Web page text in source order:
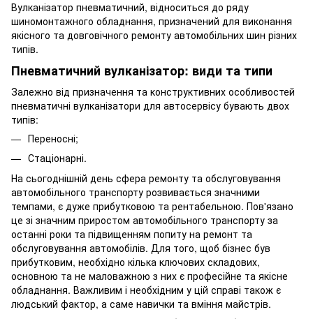
Вулканізатор пневматичний, відноситься до ряду
шиномонтажного обладнання, призначений для виконання
якісного та довговічного ремонту автомобільних шин різних
типів.
Пневматичний вулканізатор: види та типи
Залежно від призначення та конструктивних особливостей
пневматичні вулканізатори для автосервісу бувають двох
типів:
Переносні;
Стаціонарні.
На сьогоднішній день сфера ремонту та обслуговування
автомобільного транспорту розвивається значними
темпами, є дуже прибутковою та рентабельною. Пов'язано
це зі значним приростом автомобільного транспорту за
останні роки та підвищенням попиту на ремонт та
обслуговування автомобілів. Для того, щоб бізнес був
прибутковим, необхідно кілька ключових складових,
основною та не маловажною з них є професійне та якісне
обладнання. Важливим і необхідним у цій справі також є
людський фактор, а саме навички та вміння майстрів.